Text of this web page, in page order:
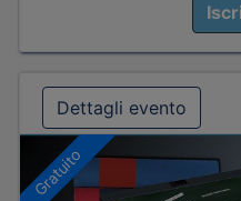
Dettagli evento
Gratuito